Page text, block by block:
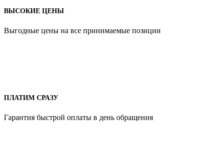
ВЫСОКИЕ ЦЕНЫ
Выгодные цены на все принимаемые позиции
ПЛАТИМ СРАЗУ
Гарантия быстрой оплаты в день обращения